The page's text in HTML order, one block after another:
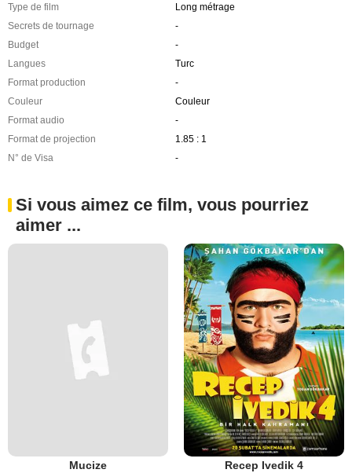
Type de film
Long métrage
Secrets de tournage
-
Budget
-
Langues
Turc
Format production
-
Couleur
Couleur
Format audio
-
Format de projection
1.85 : 1
N° de Visa
-
Si vous aimez ce film, vous pourriez
aimer ...
Mucize Recep Ivedik 4